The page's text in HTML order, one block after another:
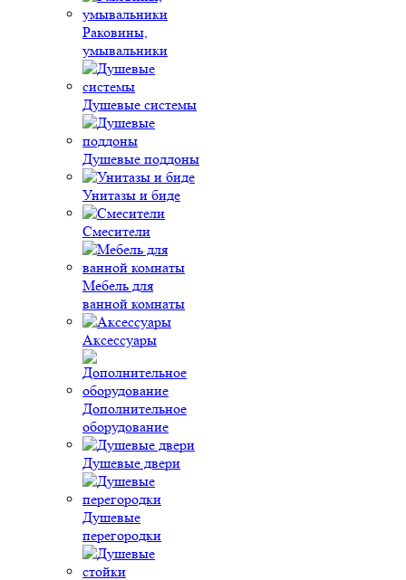
Раковины,
умывальники
Душевые системы
Душевые поддоны
Унитазы и биде
Смесители
Мебель для
ванной комнаты
Аксессуары
Дополнительное
оборудование
Душевые двери
Душевые
перегородки